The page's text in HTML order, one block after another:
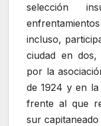
selección
incluso,
ciudad en
por la
de 1924 y en
frente al que
sur